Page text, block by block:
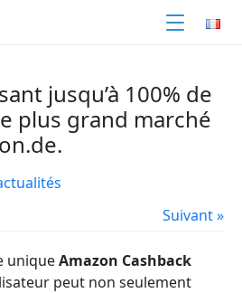
jusqu’à 100% de
plus grand marché
Suivant »
uniqueAmazon Cashback
peut non seulement